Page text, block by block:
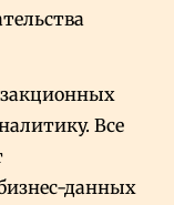
Все
данных